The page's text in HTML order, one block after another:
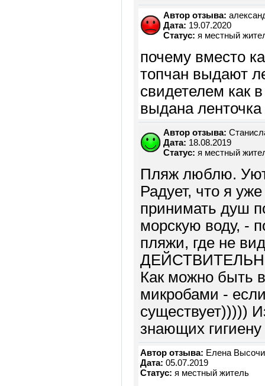
Автор отзыва:
Дата: 19.07.2020
Статус: я местный
почему вместо
топчан выдают
свидетелем как
выдана
Автор отзыва:
Дата: 18.08.2019
Статус: я местный
Пляж люблю.
Радует, что я
принимать душ
морскую воду, -
пляжи, где не
Как можно быть
микробами -
существует)))))
знающих
Автор отзыва: Елена
Дата: 05.07.2019
Статус: я местный житель